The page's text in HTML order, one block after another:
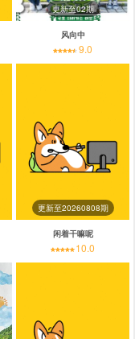
更新至02期
风向中
9.0
更新至20260808期
闲着干嘛呢
10.0